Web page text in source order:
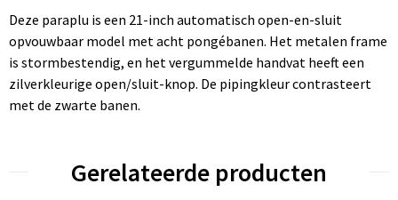
Deze paraplu is een 21-inch automatisch open-en-sluit
opvouwbaar model met acht pongébanen. Het metalen frame
is stormbestendig, en het vergummelde handvat heeft een
zilverkleurige open/sluit-knop. De pipingkleur contrasteert
met de zwarte banen.
Gerelateerde producten